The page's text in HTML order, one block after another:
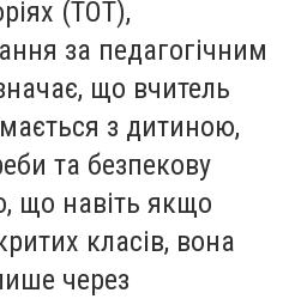
(ТОТ),
за педагогічним
що вчитель
з дитиною,
та безпекову
що навіть якщо
класів, вона
через